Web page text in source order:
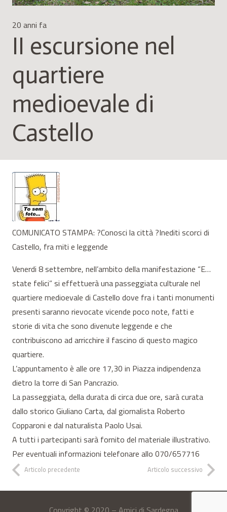
20 anni fa
II escursione nel
quartiere
medioevale di
Castello
COMUNICATO STAMPA: ?Conosci la città ?Inediti scorci di
Castello, fra miti e leggende
Venerdi 8 settembre, nell’ambito della manifestazione “E…
state felici” si effettuerà una passeggiata culturale nel
quartiere medioevale di Castello dove fra i tanti monumenti
presenti saranno rievocate vicende poco note, fatti e
storie di vita che sono divenute leggende e che
contribuiscono ad arricchire il fascino di questo magico
quartiere.
L’appuntamento è alle ore 17,30 in Piazza indipendenza
dietro la torre di San Pancrazio.
La passeggiata, della durata di circa due ore, sarà curata
dallo storico Giuliano Carta, dal giornalista Roberto
Copparoni e dal naturalista Paolo Usai.
A tutti i partecipanti sarà fornito del materiale illustrativo.
Per eventuali informazioni telefonare allo 070/657716
Articolo precedente Articolo successivo